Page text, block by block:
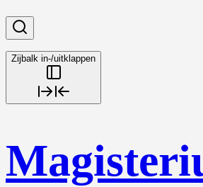
Zijbalk in-/uitklappen